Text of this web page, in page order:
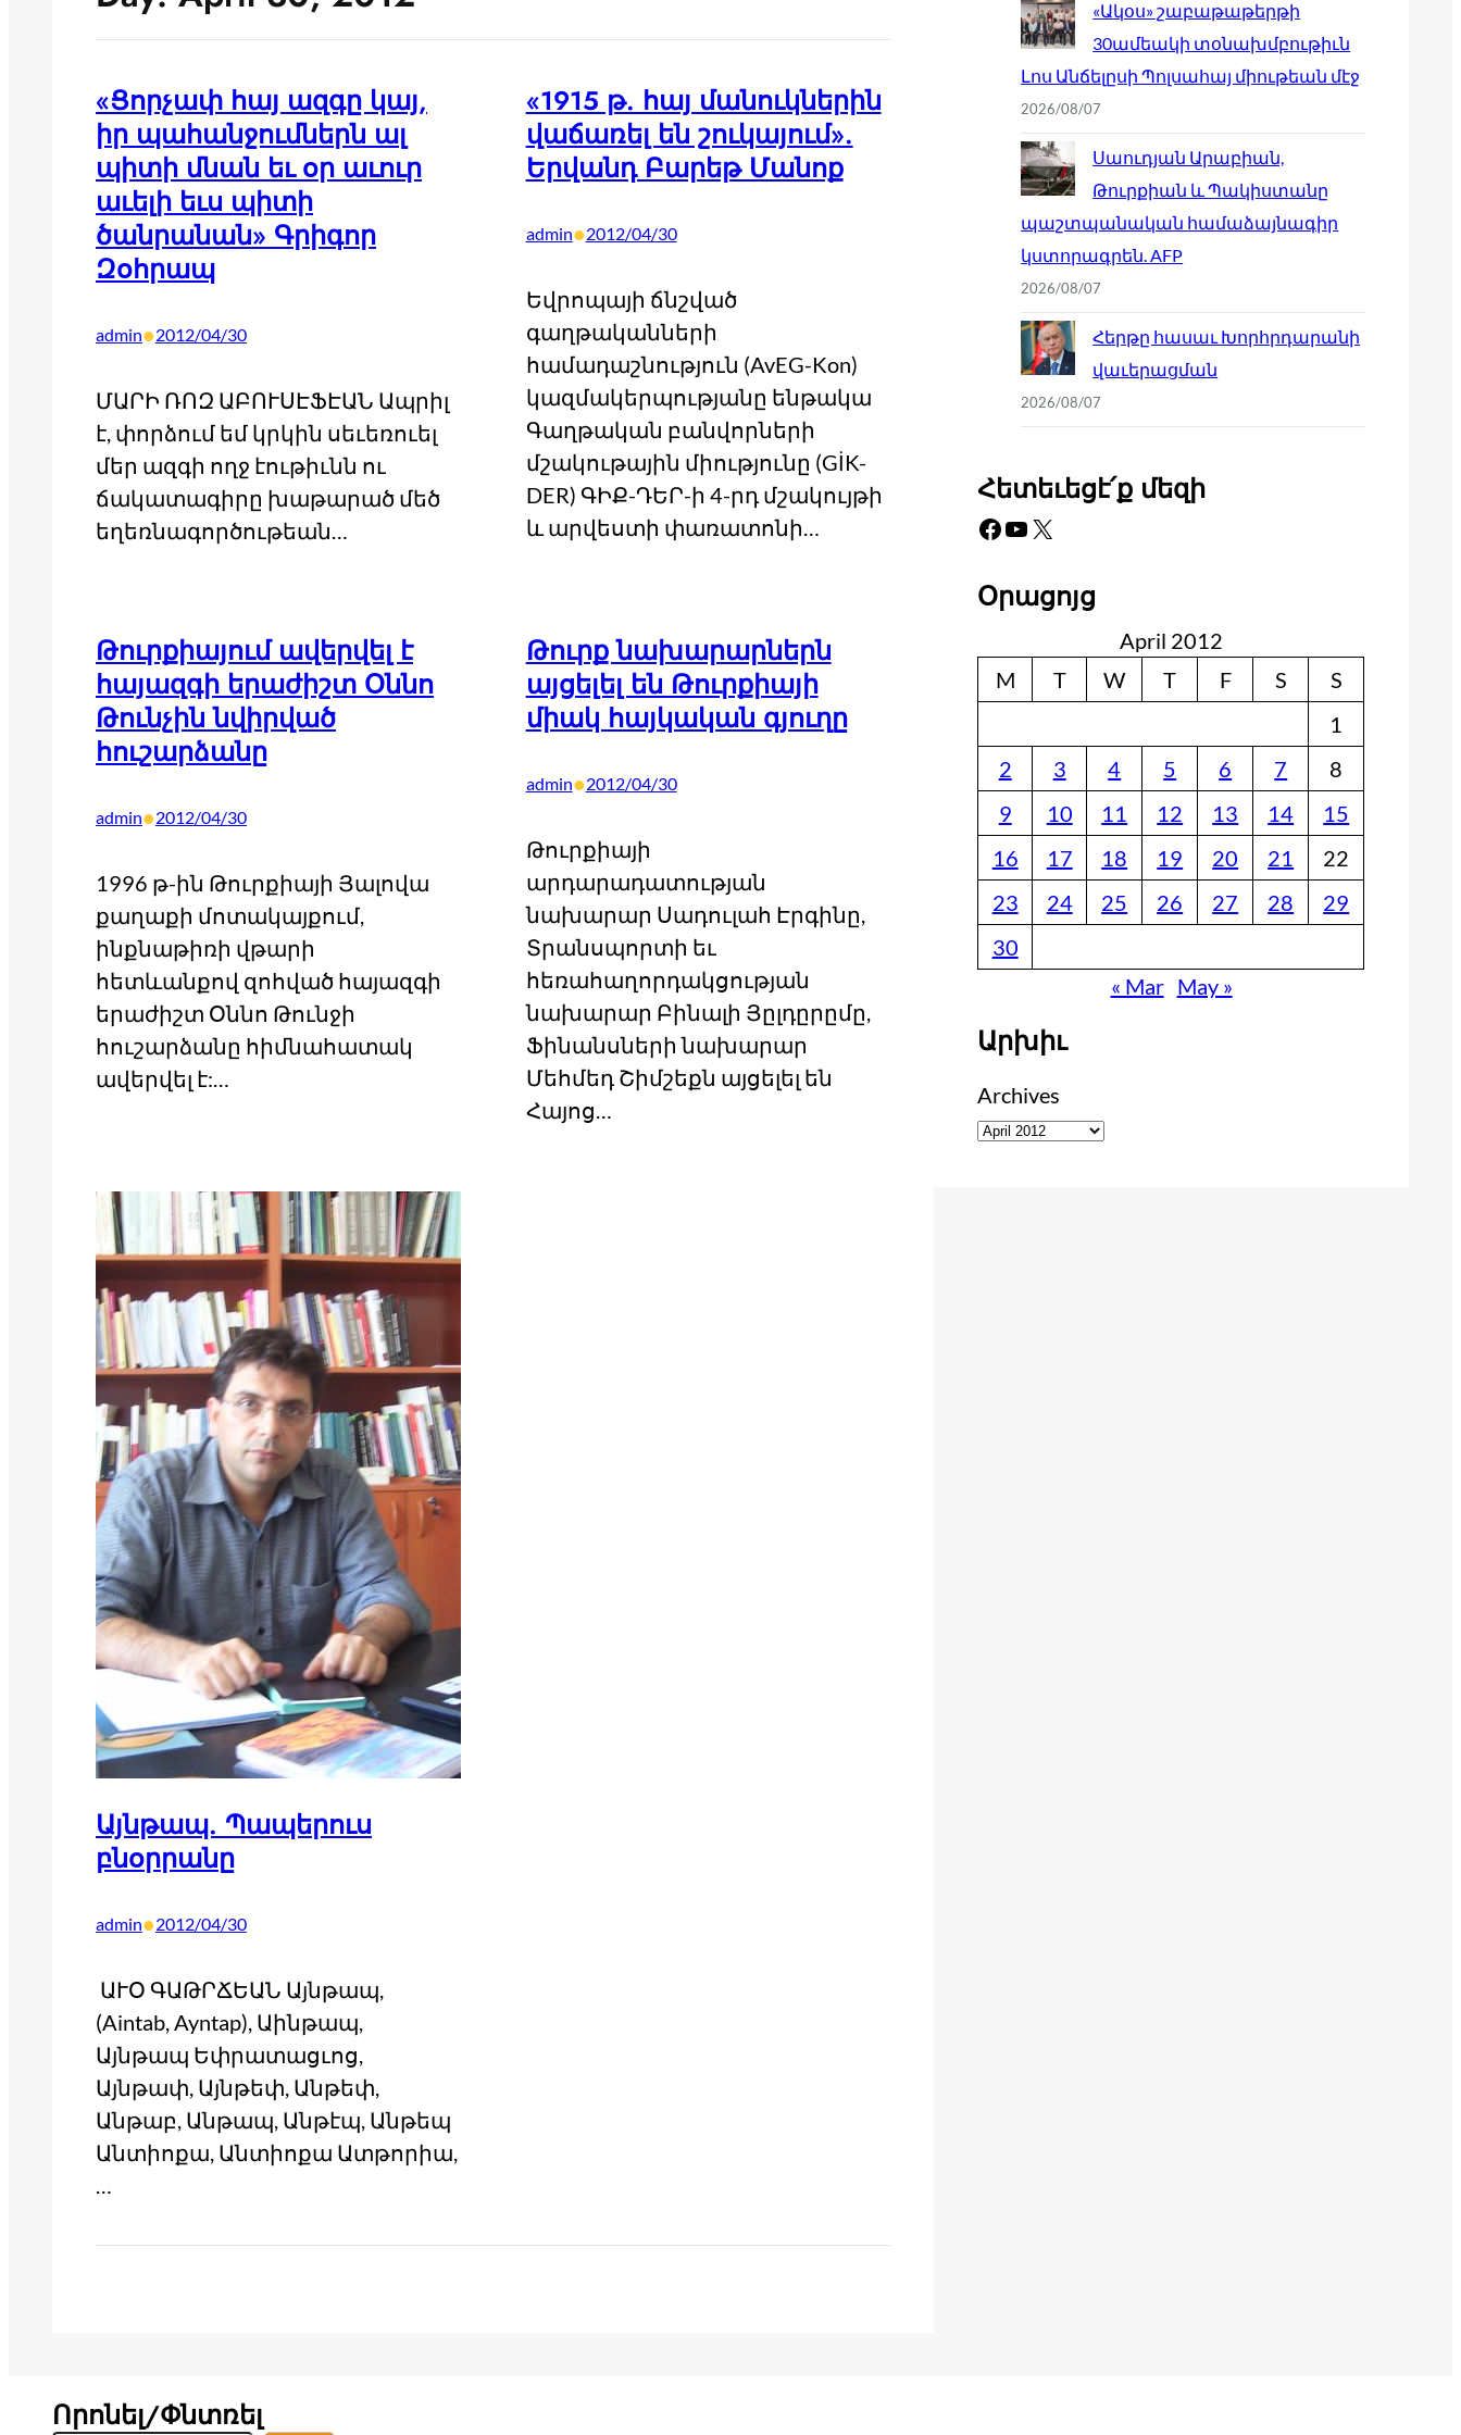
«Ցորչափ հայ ազգը կայ,
իր պահանջումներն ալ
պիտի մնան եւ օր աւուր
աւելի եւս պիտի
ծանրանան» Գրիգոր
Զօհրապ
admin•2012/04/30
ՄԱՐԻ ՌՈԶ ԱԲՈՒՍԷՖԷԱՆ Ապրիլ
է, փորձում եմ կրկին սեւեռուել
մեր ազգի ողջ էութիւնն ու
ճակատագիրը խաթարած մեծ
եղեռնագործութեան…
«1915 թ. հայ մանուկներին
վաճառել են շուկայում».
Երվանդ Բարեթ Մանոք
admin•2012/04/30
Եվրոպայի ճնշված
գաղթականների
համադաշնություն (AvEG-Kon)
կազմակերպությանը ենթակա
Գաղթական բանվորների
մշակութային միությունը (GİK-
DER) ԳԻՔ-ԴԵՐ-ի 4-րդ մշակույթի
և արվեստի փառատոնի…
Թուրքիայում ավերվել է
հայազգի երաժիշտ Օննո
Թունչին նվիրված
հուշարձանը
admin•2012/04/30
1996 թ-ին Թուրքիայի Յալովա
քաղաքի մոտակայքում,
ինքնաթիռի վթարի
հետևանքով զոհված հայազգի
երաժիշտ Օննո Թունջի
հուշարձանը հիմնահատակ
ավերվել է:…
Թուրք նախարարներն
այցելել են Թուրքիայի
միակ հայկական գյուղը
admin•2012/04/30
Թուրքիայի
արդարադատության
նախարար Սադուլահ Էրգինը,
Տրանսպորտի եւ
հեռահաղորդակցության
նախարար Բինալի Յըլդըրըմը,
Ֆինանսների նախարար
Մեհմեդ Շիմշեքն այցելել են
Հայոց…
Այնթապ. Պապերուս
բնօրրանը
admin•2012/04/30
ԱՒՕ ԳԱԹՐՃԵԱՆ Այնթապ,
(Aintab, Ayntap), Աինթապ,
Այնթապ Եփրատացւոց,
Այնթափ, Այնթեփ, Անթեփ,
Անթաբ, Անթապ, Անթէպ, Անթեպ
Անտիոքա, Անտիոքա Ատթորիա,
…
«Ակօս» շաբաթաթերթի
30ամեակի տօնախմբութիւն
Լոս Անճելըսի Պոլսահայ միութեան մէջ
2026/08/07
Սաուդյան Արաբիան,
Թուրքիան և Պակիստանը
պաշտպանական համաձայնագիր
կստորագրեն. AFP
2026/08/07
Հերթը հասաւ Խորհրդարանի
վաւերացման
2026/08/07
Հետեւեցէ՛ք մեզի
Facebook YouTube X
Օրացոյց
April 2012
M
T W T F S
S
1
2
3 4 5 6 7
8
9
10 11 12 13 14
15
16
17 18 19 20 21
22
23
24 25 26 27 28
29
30
« Mar May »
Արխիւ
Archives
Որոնել/Փնտռել